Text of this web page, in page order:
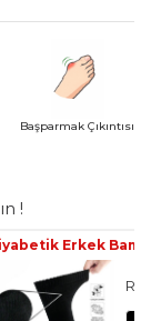
Başparmak Çıkıntısı
!
Erkek